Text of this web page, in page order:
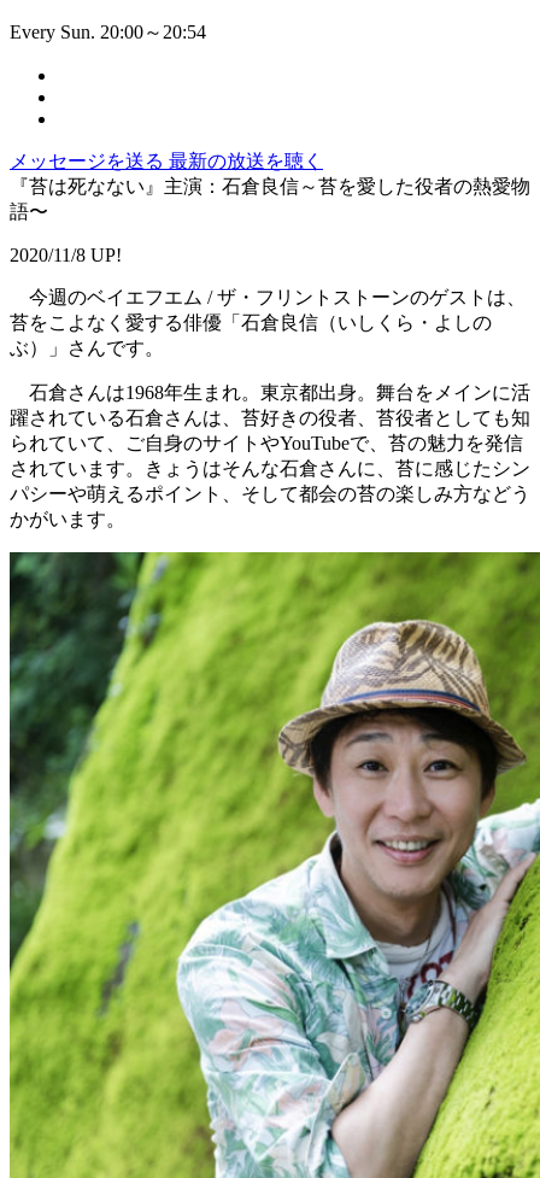
Every Sun. 20:00～20:54
メッセージを送る 最新の放送を聴く
『苔は死なない』主演：石倉良信～苔を愛した役者の熱愛物
語〜
2020/11/8 UP!
今週のベイエフエム / ザ・フリントストーンのゲストは、
苔をこよなく愛する俳優「石倉良信（いしくら・よしの
ぶ）」さんです。
石倉さんは1968年生まれ。東京都出身。舞台をメインに活
躍されている石倉さんは、苔好きの役者、苔役者としても知
られていて、ご自身のサイトやYouTubeで、苔の魅力を発信
されています。きょうはそんな石倉さんに、苔に感じたシン
パシーや萌えるポイント、そして都会の苔の楽しみ方などう
かがいます。